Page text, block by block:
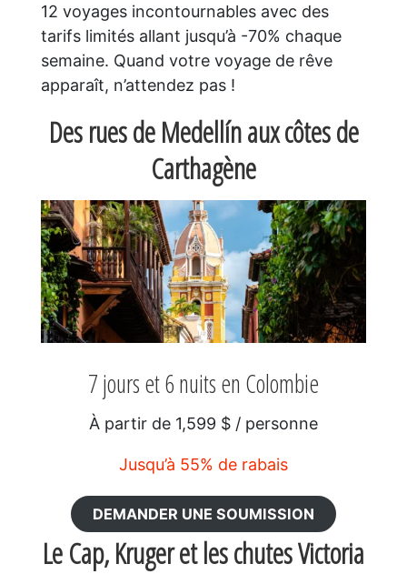
12 voyages incontournables avec des
tarifs limités allant jusqu’à -70% chaque
semaine. Quand votre voyage de rêve
apparaît, n’attendez pas !
Des rues de Medellín aux côtes de
Carthagène
7 jours et 6 nuits en Colombie
À partir de 1,599 $ / personne
Jusqu’à 55% de rabais
DEMANDER UNE SOUMISSION
LeCap, Kruger et les chutes Victoria